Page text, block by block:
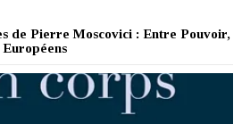
de Pierre Moscovici : Entre Pouvoir,